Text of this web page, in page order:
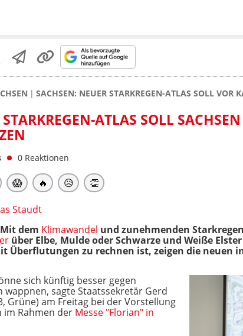
SACHSEN: NEUER STARKREGEN-ATLAS SOLL VOR
ATLAS SOLL
0 Reaktionen
😱 🔥 😥 👏
Staudt
Mit dem Klimawandel und zunehmenden
über Elbe, Mulde oder Schwarze und Weiße
Überflutungen zu rechnen ist, zeigen die
sich künftig besser gegen
wappnen, sagte Staatssekretär Gerd
Grüne) am Freitag bei der Vorstellung
im Rahmen der Messe "Florian" in